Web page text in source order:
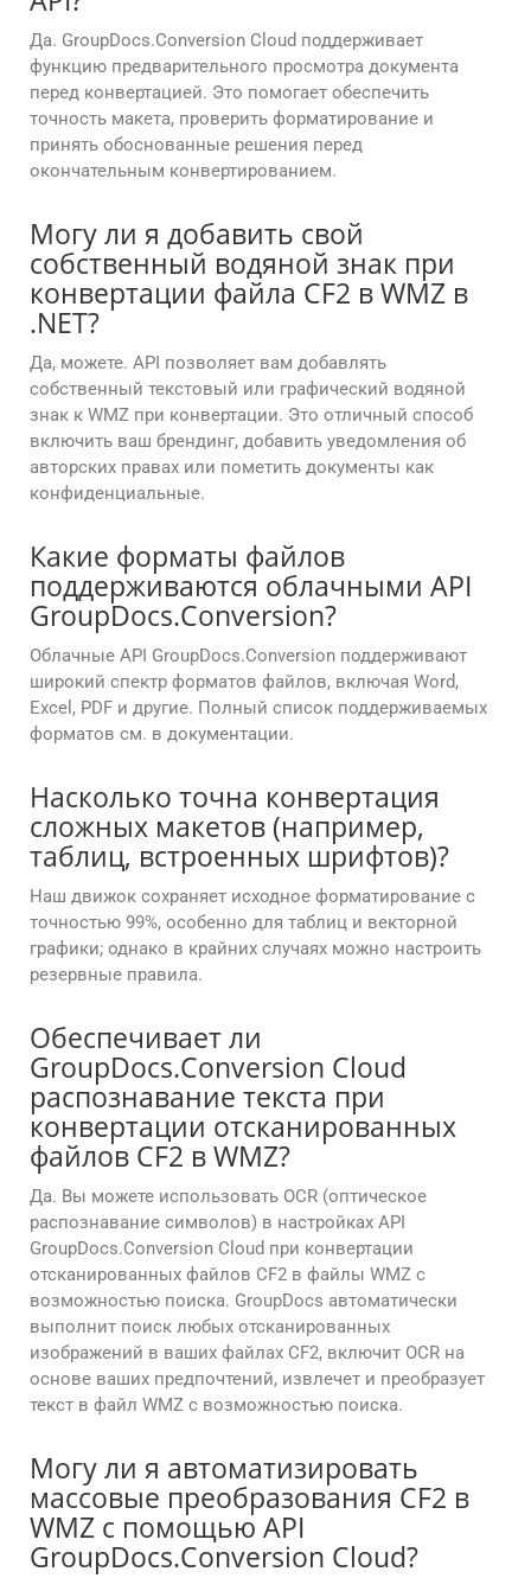
Да. GroupDocs.Conversion Cloud поддерживает
функцию предварительного просмотра документа
перед конвертацией. Это помогает обеспечить
точность макета, проверить форматирование и
принять обоснованные решения перед
окончательным конвертированием.
Могу ли я добавить свой
собственный водяной знак при
конвертации файла CF2 в WMZ в
.NET?
Да, можете. API позволяет вам добавлять
собственный текстовый или графический водяной
знак к WMZ при конвертации. Это отличный способ
включить ваш брендинг, добавить уведомления об
авторских правах или пометить документы как
конфиденциальные.
Какие форматы файлов
поддерживаются облачными API
GroupDocs.Conversion?
Облачные API GroupDocs.Conversion поддерживают
широкий спектр форматов файлов, включая Word,
Excel, PDF и другие. Полный список поддерживаемых
форматов см. в документации.
Насколько точна конвертация
сложных макетов (например,
таблиц, встроенных шрифтов)?
Наш движок сохраняет исходное форматирование с
точностью 99%, особенно для таблиц и векторной
графики; однако в крайних случаях можно настроить
резервные правила.
Обеспечивает ли
GroupDocs.Conversion Cloud
распознавание текста при
конвертации отсканированных
файлов CF2 в WMZ?
Да. Вы можете использовать OCR (оптическое
распознавание символов) в настройках API
GroupDocs.Conversion Cloud при конвертации
отсканированных файлов CF2 в файлы WMZ с
возможностью поиска. GroupDocs автоматически
выполнит поиск любых отсканированных
изображений в ваших файлах CF2, включит OCR на
основе ваших предпочтений, извлечет и преобразует
текст в файл WMZ с возможностью поиска.
Могу ли я автоматизировать
массовые преобразования CF2 в
WMZ с помощью API
GroupDocs.Conversion Cloud?